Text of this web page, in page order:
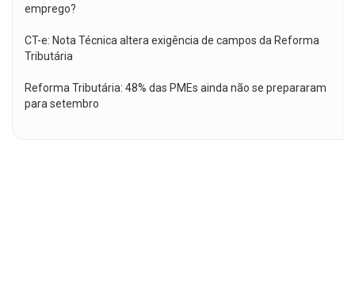
emprego?
CT-e: Nota Técnica altera exigência de campos da Reforma
Tributária
Reforma Tributária: 48% das PMEs ainda não se prepararam
para setembro